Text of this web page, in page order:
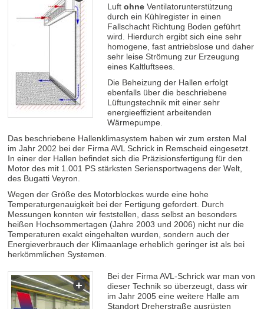
Luftohne Ventilatorunterstützung
durch ein Kühlregister in einen
Fallschacht Richtung Boden geführt
wird. Hierdurch ergibt sich eine sehr
homogene, fast antriebslose und daher
sehr leise Strömung zur Erzeugung
eines Kaltluftsees.
Die Beheizung der Hallen erfolgt
ebenfalls über die beschriebene
Lüftungstechnik mit einer sehr
energieeffizient arbeitenden
Wärmepumpe.
Das beschriebene Hallenklimasystem haben wir zum ersten Mal
im Jahr 2002 bei der Firma AVL Schrick in Remscheid eingesetzt.
In einer der Hallen befindet sich die Präzisionsfertigung für den
Motor des mit 1.001 PS stärksten Seriensportwagens der Welt,
des Bugatti Veyron.
Wegen der Größe des Motorblockes wurde eine hohe
Temperaturgenauigkeit bei der Fertigung gefordert. Durch
Messungen konnten wir feststellen, dass selbst an besonders
heißen Hochsommertagen (Jahre 2003 und 2006) nicht nur die
Temperaturen exakt eingehalten wurden, sondern auch der
Energieverbrauch der Klimaanlage erheblich geringer ist als bei
herkömmlichen Systemen.
Bei der Firma AVL-Schrick war man von
dieser Technik so überzeugt, dass wir
im Jahr 2005 eine weitere Halle am
Standort Dreherstraße ausrüsten